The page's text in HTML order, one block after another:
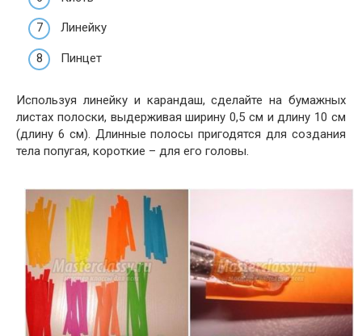
Линейку
Пинцет
Используя линейку и карандаш, сделайте на бумажных
листах полоски, выдерживая ширину 0,5 см и длину 10 см
(длину 6 см). Длинные полосы пригодятся для создания
тела попугая, короткие – для его головы.